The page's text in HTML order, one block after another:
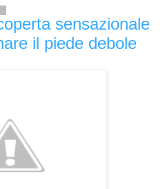
sensazionale
il piede debole